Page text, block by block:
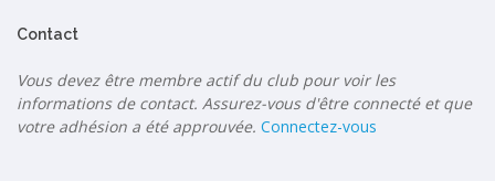
Contact
Vous devez être membre actif du club pour voir les
informations de contact. Assurez-vous d'être connecté et que
votre adhésion a été approuvée. Connectez-vous